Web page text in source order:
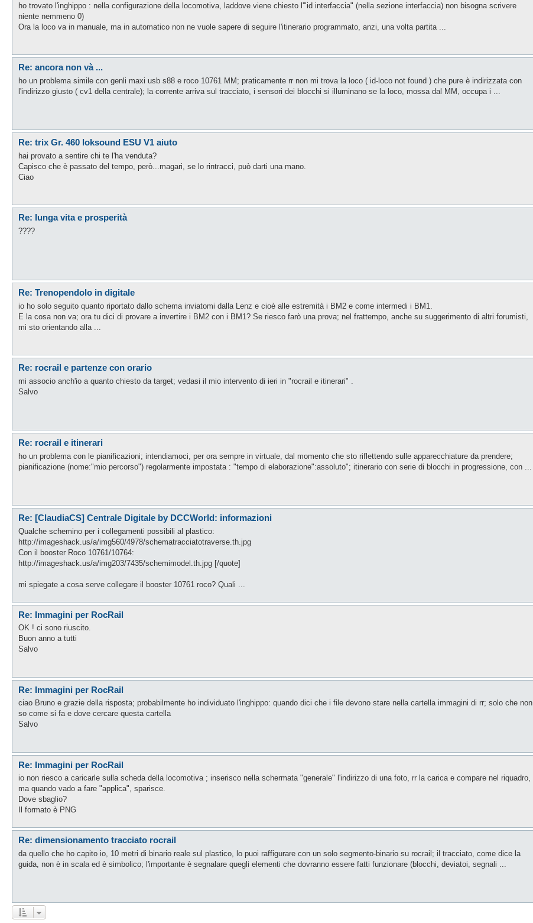
ho trovato l'inghippo : nella configurazione della locomotiva, laddove viene chiesto l'"id interfaccia" (nella sezione interfaccia) non bisogna scrivere
niente nemmeno 0)
Ora la loco va in manuale, ma in automatico non ne vuole sapere di seguire l'itinerario programmato, anzi, una volta partita ...
Re: ancora non và ...
ho un problema simile con genli maxi usb s88 e roco 10761 MM; praticamente rr non mi trova la loco ( id-loco not found ) che pure è indirizzata con
l'indirizzo giusto ( cv1 della centrale); la corrente arriva sul tracciato, i sensori dei blocchi si illuminano se la loco, mossa dal MM, occupa i ...
Re: trix Gr. 460 loksound ESU V1 aiuto
hai provato a sentire chi te l'ha venduta?
Capisco che è passato del tempo, però...magari, se lo rintracci, può darti una mano.
Ciao
Re: lunga vita e prosperità
????
Re: Trenopendolo in digitale
io ho solo seguito quanto riportato dallo schema inviatomi dalla Lenz e cioè alle estremità i BM2 e come intermedi i BM1.
E la cosa non va; ora tu dici di provare a invertire i BM2 con i BM1? Se riesco farò una prova; nel frattempo, anche su suggerimento di altri forumisti,
mi sto orientando alla ...
Re: rocrail e partenze con orario
mi associo anch'io a quanto chiesto da target; vedasi il mio intervento di ieri in "rocrail e itinerari" .
Salvo
Re: rocrail e itinerari
ho un problema con le pianificazioni; intendiamoci, per ora sempre in virtuale, dal momento che sto riflettendo sulle apparecchiature da prendere;
pianificazione (nome:"mio percorso") regolarmente impostata : "tempo di elaborazione":assoluto"; itinerario con serie di blocchi in progressione, con ...
Re: [ClaudiaCS] Centrale Digitale by DCCWorld: informazioni
Qualche schemino per i collegamenti possibili al plastico:
http://imageshack.us/a/img560/4978/schematracciatotraverse.th.jpg
Con il booster Roco 10761/10764:
http://imageshack.us/a/img203/7435/schemimodel.th.jpg [/quote]
mi spiegate a cosa serve collegare il booster 10761 roco? Quali ...
Re: Immagini per RocRail
OK ! ci sono riuscito.
Buon anno a tutti
Salvo
Re: Immagini per RocRail
ciao Bruno e grazie della risposta; probabilmente ho individuato l'inghippo: quando dici che i file devono stare nella cartella immagini di rr; solo che non
so come si fa e dove cercare questa cartella
Salvo
Re: Immagini per RocRail
io non riesco a caricarle sulla scheda della locomotiva ; inserisco nella schermata "generale" l'indirizzo di una foto, rr la carica e compare nel riquadro,
ma quando vado a fare "applica", sparisce.
Dove sbaglio?
Il formato è PNG
Re: dimensionamento tracciato rocrail
da quello che ho capito io, 10 metri di binario reale sul plastico, lo puoi raffigurare con un solo segmento-binario su rocrail; il tracciato, come dice la
guida, non è in scala ed è simbolico; l'importante è segnalare quegli elementi che dovranno essere fatti funzionare (blocchi, deviatoi, segnali ...